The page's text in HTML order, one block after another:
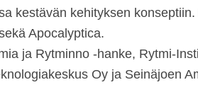
kestävän kehityksen
Apocalyptica.
ja Rytminno -hanke, Rytmi-
Oy ja Seinäjoen